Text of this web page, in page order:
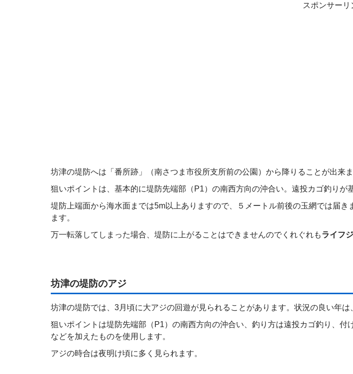
スポンサーリ
坊津の堤防へは「番所跡」（南さつま市役所支所前の公園）から降りることが出来ま
狙いポイントは、基本的に堤防先端部（P1）の南西方向の沖合い。遠投カゴ釣りが
堤防上端面から海水面までは5m以上ありますので、５メートル前後の玉網では届
ます。
万一転落してしまった場合、堤防に上がることはできませんのでくれぐれもライフ
坊津の堤防のアジ
坊津の堤防では、3月頃に大アジの回遊が見られることがあります。状況の良い年は
狙いポイントは堤防先端部（P1）の南西方向の沖合い、釣り方は遠投カゴ釣り、
などを加えたものを使用します。
アジの時合は夜明け頃に多く見られます。